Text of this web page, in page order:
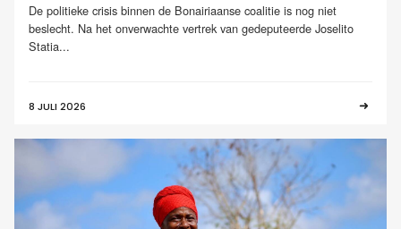
De politieke crisis binnen de Bonairiaanse coalitie is nog niet
beslecht. Na het onverwachte vertrek van gedeputeerde Joselito
Statia...
8 JULI 2026